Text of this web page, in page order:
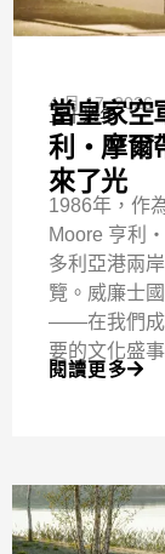
4 月 17, 2026
五十週年
當皇家空
利‧摩爾
來了光
1986年，作
Moore 亨利
多利亞港兩
覽。威廉士
——在我們成
要的文化盛
閱讀更多